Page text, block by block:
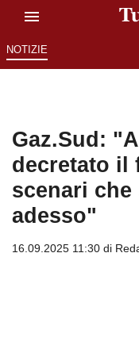
NOTIZIE
Gaz.Sud:
decretato il
scenari
adesso"
16.09.2025 11:30 di